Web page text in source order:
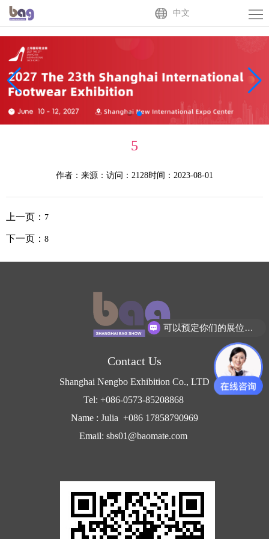
中文
Home
Exhibitor
Buyer
Activities
文
5
作者： 来源： 访问：2128时间：2023-08-01
上一页： 7
下一页： 8
Contact Us
Shanghai Nengbo Exhibition Co., LTD
Tel: +086-0573-85208868
Name : Julia +086 17858790969
Email: sbs01@baomate.com
可以预定你们的展位吗？